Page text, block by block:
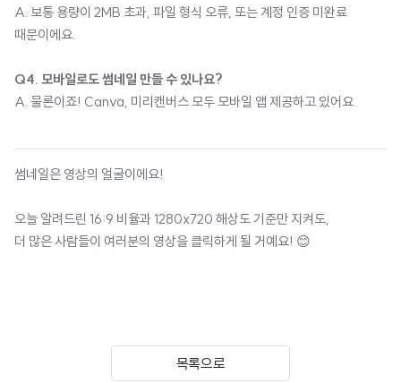
A. 보통 용량이 2MB 초과, 파일 형식 오류, 또는 계정 인증 미완료
때문이에요.
Q4. 모바일로도 썸네일 만들 수 있나요?
A. 물론이죠! Canva, 미리캔버스 모두 모바일 앱 제공하고 있어요.
썸네일은 영상의 얼굴이에요!
오늘 알려드린 16:9 비율과 1280x720 해상도 기준만 지켜도,
더 많은 사람들이 여러분의 영상을 클릭하게 될 거예요! 😊
목록으로